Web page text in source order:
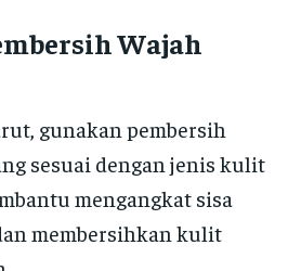
Wajah
gunakan pembersih
sesuai dengan jenis kulit
mengangkat sisa
membersihkan kulit